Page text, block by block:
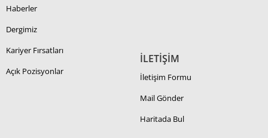
Haberler
Dergimiz
Kariyer Fırsatları
Açık Pozisyonlar
İLETİŞİM
İletişim Formu
Mail Gönder
Haritada Bul